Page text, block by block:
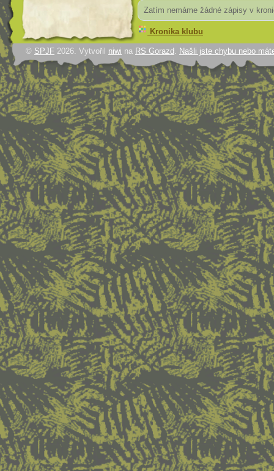
Zatím nemáme žádné zápisy v
Kronika klubu
© SPJF 2026. Vytvořil niwi na RS Gorazd . Našli jste chybu nebo